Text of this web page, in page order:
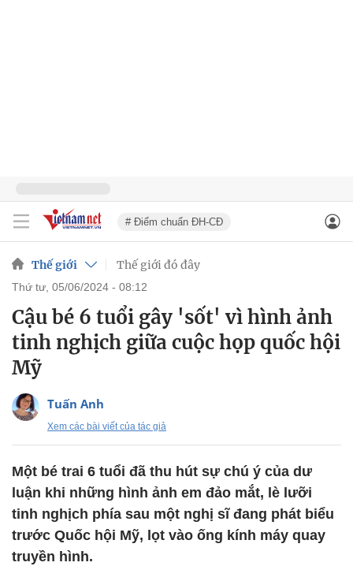
# Điểm chuẩn ĐH-CĐ
Thế giới Thế giới đó đây
thứ tư, 05/06/2024 - 08:12
Cậu bé 6 tuổi gây 'sốt' vì hình ảnh
tinh nghịch giữa cuộc họp quốc hội
Mỹ
Tuấn Anh
Xem các bài viết của tác giả
Một bé trai 6 tuổi đã thu hút sự chú ý của dư
luận khi những hình ảnh em đảo mắt, lè lưỡi
tinh nghịch phía sau một nghị sĩ đang phát biểu
trước Quốc hội Mỹ, lọt vào ống kính máy quay
truyền hình.